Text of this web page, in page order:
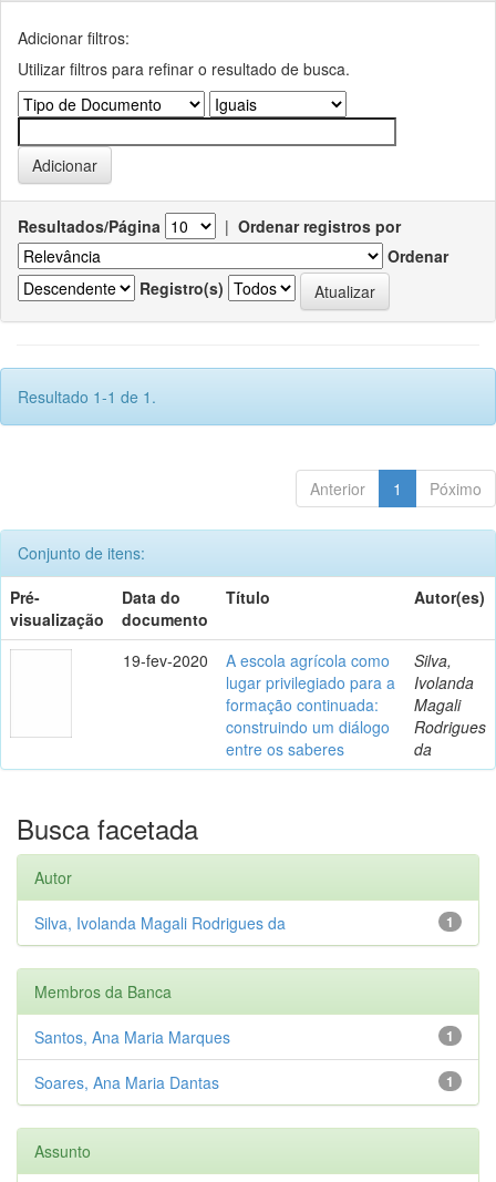
Adicionar filtros:
Utilizar filtros para refinar o resultado de busca.
Resultados/Página | Ordenar registros por
Ordenar
Registro(s)
Resultado 1-1 de 1.
Anterior 1 Póximo
Conjunto de itens:
Pré-
visualização
Data do
documento
Título Autor(es)
19-fev-2020
A escola agrícola como
lugar privilegiado para a
formação continuada:
construindo um diálogo
entre os saberes
Silva,
Ivolanda
Magali
Rodrigues
da
Busca facetada
Autor
1
Silva, Ivolanda Magali Rodrigues da
Membros da Banca
1
Santos, Ana Maria Marques
1
Soares, Ana Maria Dantas
Assunto